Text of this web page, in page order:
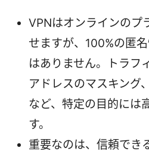
VPNはオンラインのプ
せますが、100%の匿
はありません。トラフ
アドレスのマスキング
など、特定の目的には
す。
重要なのは、信頼でき